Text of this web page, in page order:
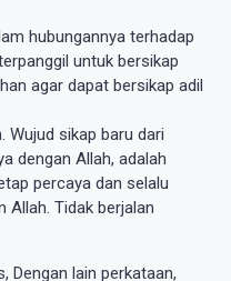
hubungannya terhadap
untuk bersikap
agar dapat bersikap adil
Wujud sikap baru dari
dengan Allah, adalah
percaya dan selalu
Allah. Tidak berjalan
Dengan lain perkataan,